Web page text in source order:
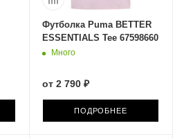
Футболка Puma BETTER
ESSENTIALS Tee 67598660
Много
от 2 790 ₽
ПОДРОБНЕЕ